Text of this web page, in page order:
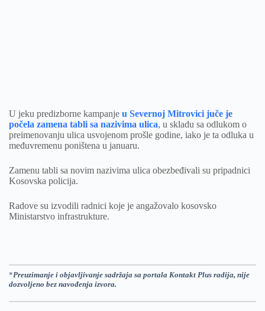
U jeku predizborne kampanje u Severnoj Mitrovici juče je
počela zamena tabli sa nazivima ulica, u skladu sa odlukom o
preimenovanju ulica usvojenom prošle godine, iako je ta odluka u
međuvremenu poništena u januaru.
Zamenu tabli sa novim nazivima ulica obezbeđivali su pripadnici
Kosovska policija.
Radove su izvodili radnici koje je angažovalo kosovsko
Ministarstvo infrastrukture.
*Preuzimanje i objavljivanje sadržaja sa portala Kontakt Plus radija, nije
dozvoljeno bez navođenja izvora.